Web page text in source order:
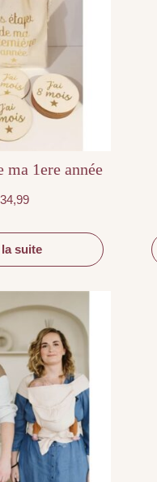
ma 1ere année
suite
produit
plusieurs
variations.
Les
options
peuvent
être
choisies
sur
page
du
produit